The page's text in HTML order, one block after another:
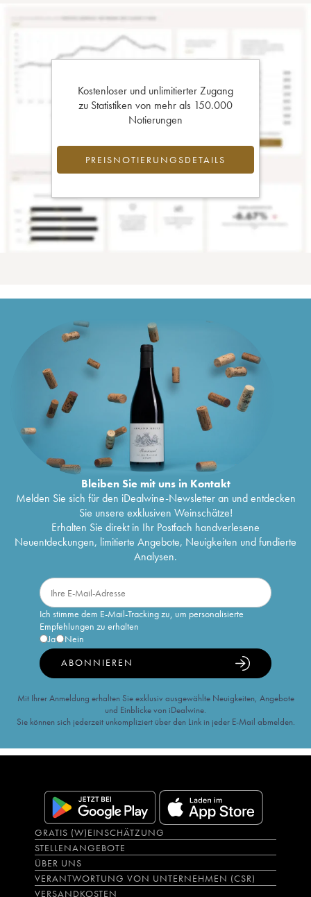
Kostenloser und unlimitierter Zugang
zu Statistiken von mehr als 150.000
Notierungen
PREISNOTIERUNGSDETAILS
Bleiben Sie mit uns in Kontakt
Melden Sie sich für den iDealwine-Newsletter an und entdecken
Sie unsere exklusiven Weinschätze!
Erhalten Sie direkt in Ihr Postfach handverlesene
Neuentdeckungen, limitierte Angebote, Neuigkeiten und fundierte
Analysen.
Ich stimme dem E-Mail-Tracking zu, um personalisierte
Empfehlungen zu erhalten
Ja
Nein
ABONNIEREN
Mit Ihrer Anmeldung erhalten Sie exklusiv ausgewählte Neuigkeiten, Angebote
und Einblicke von iDealwine.
Sie können sich jederzeit unkompliziert über den Link in jeder E-Mail abmelden.
GRATIS (W)EINSCHÄTZUNG
STELLENANGEBOTE
ÜBER UNS
VERANTWORTUNG VON UNTERNEHMEN (CSR)
VERSANDKOSTEN